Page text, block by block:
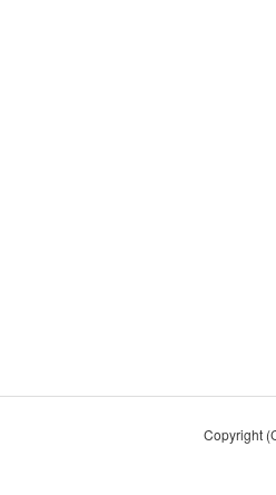
Copyright